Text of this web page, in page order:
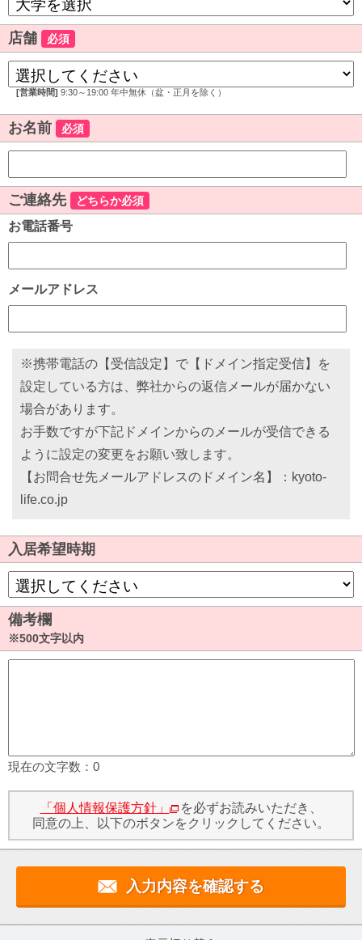
店舗 必須
[営業時間] 9:30～19:00 年中無休（盆・正月を除く）
お名前 必須
ご連絡先 どちらか必須
お電話番号
メールアドレス
※携帯電話の【受信設定】で【ドメイン指定受信】を
設定している方は、弊社からの返信メールが届かない
場合があります。
お手数ですが下記ドメインからのメールが受信できる
ように設定の変更をお願い致します。
【お問合せ先メールアドレスのドメイン名】：kyoto-
life.co.jp
入居希望時期
備考欄
※500文字以内
現在の文字数： 0
「個人情報保護方針」
を必ずお読みいただき、
同意の上、以下のボタンをクリックしてください。
入力内容を確認する